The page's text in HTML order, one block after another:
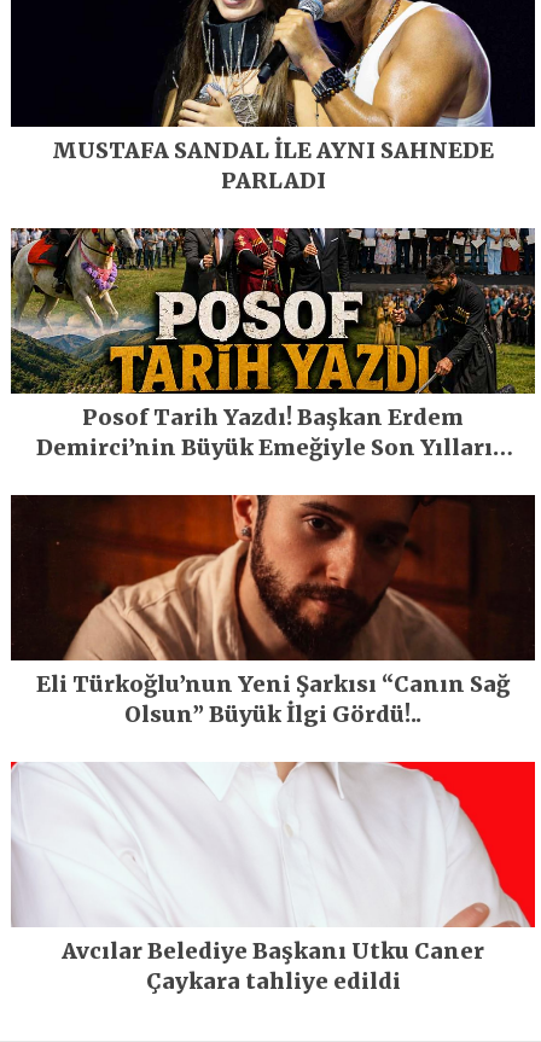
MUSTAFA SANDAL İLE AYNI SAHNEDE
PARLADI
Posof Tarih Yazdı! Başkan Erdem
Demirci’nin Büyük Emeğiyle Son Yılların
Eli Türkoğlu’nun Yeni Şarkısı “Canın Sağ
Olsun” Büyük İlgi Gördü!..
Avcılar Belediye Başkanı Utku Caner
Çaykara tahliye edildi